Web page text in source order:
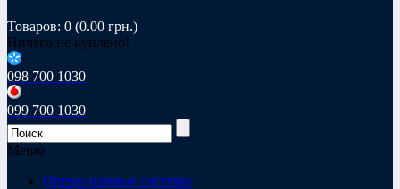
Товаров: 0 (0.00 грн.)
Ничего не куплено!
098 700 1030
099 700 1030
Меню
Операционные системы